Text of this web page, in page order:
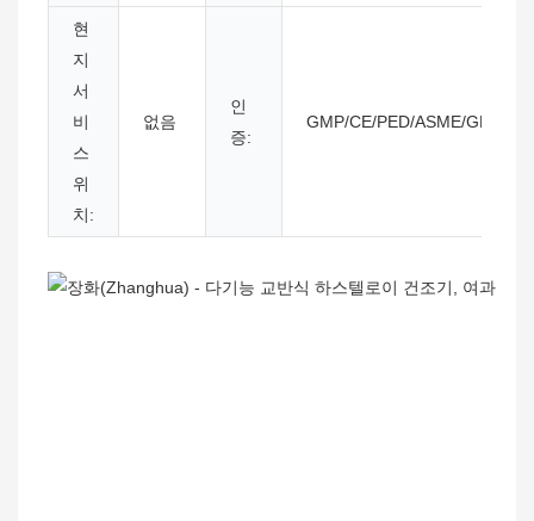
현
지
서
비
스
위
치:
없음
인
증:
GMP/CE/PED/ASME/GB150